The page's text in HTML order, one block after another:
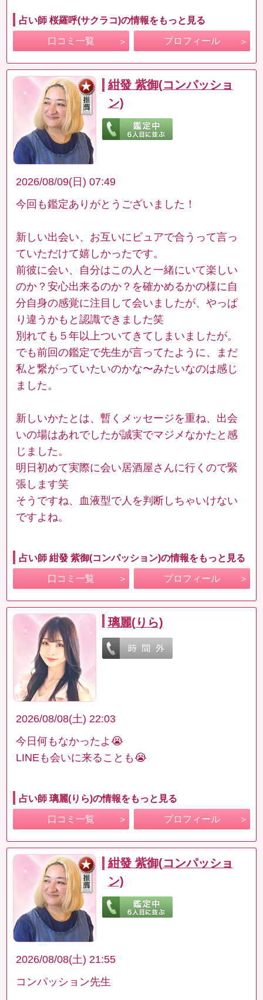
占い師 桜羅呼(サクラコ)の情報をもっと見る
口コミ一覧 プロフィール
紺發 紫御(コンパッショ
ン)
2026/08/09(日) 07:49
今回も鑑定ありがとうございました！
新しい出会い、お互いにピュアで合うって言っ
ていただけて嬉しかったです。
前彼に会い、自分はこの人と一緒にいて楽しい
のか？安心出来るのか？を確かめるかの様に自
分自身の感覚に注目して会いましたが、やっぱ
り違うかもと認識できました笑
別れても５年以上ついてきてしまいましたが。
でも前回の鑑定で先生が言ってたように、まだ
私と繋がっていたいのかな〜みたいなのは感じ
ました。
新しいかたとは、暫くメッセージを重ね、出会
いの場はあれでしたが誠実でマジメなかたと感
じました。
明日初めて実際に会い居酒屋さんに行くので緊
張します笑
そうですね、血液型で人を判断しちゃいけない
ですよね。
占い師 紺發 紫御(コンパッション)の情報をもっと見る
口コミ一覧 プロフィール
璃麗(りら)
2026/08/08(土) 22:03
今日何もなかったよ😭
LINEも会いに来ることも😭
占い師 璃麗(りら)の情報をもっと見る
口コミ一覧 プロフィール
紺發 紫御(コンパッショ
ン)
2026/08/08(土) 21:55
コンパッション先生